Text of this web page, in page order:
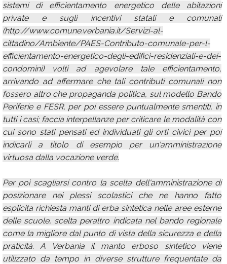
sistemi di efficientamento energetico delle abitazioni
private e sugli incentivi statali e comunali
(http://www.comune.verbania.it/Servizi-al-
cittadino/Ambiente/PAES-Contributo-comunale-per-l-
efficientamento-energetico-degli-edifici-residenziali-e-dei-
condomini) volti ad agevolare tale efficientamento,
arrivando ad affermare che tali contributi comunali non
fossero altro che propaganda politica, sul modello Bando
Periferie e FESR, per poi essere puntualmente smentiti, in
tutti i casi; faccia interpellanze per criticare le modalità con
cui sono stati pensati ed individuati gli orti civici per poi
indicarli a titolo di esempio per un'amministrazione
virtuosa dalla vocazione verde.
Per poi scagliarsi contro la scelta dell'amministrazione di
posizionare nei plessi scolastici che ne hanno fatto
esplicita richiesta manti di erba sintetica nelle aree esterne
delle scuole, scelta peraltro indicata nel bando regionale
come la migliore dal punto di vista della sicurezza e della
praticità. A Verbania il manto erboso sintetico viene
utilizzato da tempo in diverse strutture frequentate da